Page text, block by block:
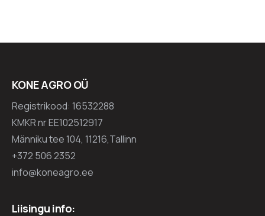
KONE AGRO OÜ
Registrikood: 16532288
KMKR nr EE102512917
Männiku tee 104, 11216,Tallinn
+372 506 2352
info@koneagro.ee
Liisingu info: